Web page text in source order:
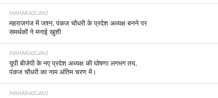
MAHARAJGANJ
महराजगंज में जश्न, पंकज चौधरी के प्रदेश अध्यक्ष बनने पर
समर्थकों ने मनाई खुशी
MAHARAJGANJ
यूपी बीजेपी के नए प्रदेश अध्यक्ष की घोषणा लगभग तय,
पंकज चौधरी का नाम अंतिम चरण में।
MAHARAJGANJ